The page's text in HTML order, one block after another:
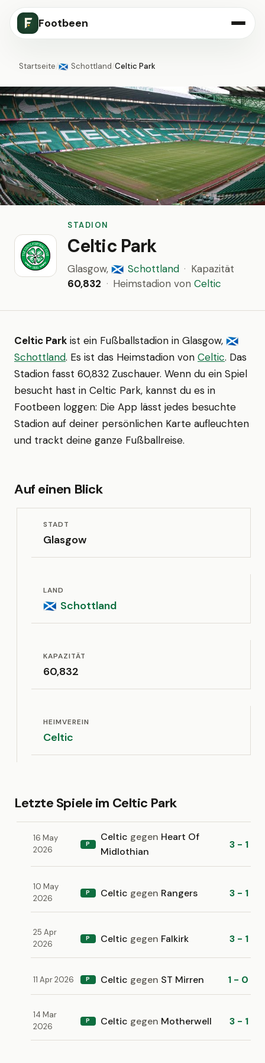
Footbeen
Startseite/🏴󠁧󠁢󠁳󠁣󠁴󠁿 Schottland/Celtic Park
STADION
Celtic Park
Glasgow, 🏴󠁧󠁢󠁳󠁣󠁴󠁿 Schottland · Kapazität
60,832 · Heimstadion von Celtic
Celtic Park ist ein Fußballstadion in Glasgow, 🏴󠁧󠁢󠁳󠁣󠁴󠁿
Schottland. Es ist das Heimstadion von Celtic. Das
Stadion fasst 60,832 Zuschauer. Wenn du ein Spiel
besucht hast in Celtic Park, kannst du es in
Footbeen loggen: Die App lässt jedes besuchte
Stadion auf deiner persönlichen Karte aufleuchten
und trackt deine ganze Fußballreise.
Auf einen Blick
STADT
Glasgow
LAND
🏴󠁧󠁢󠁳󠁣󠁴󠁿 Schottland
KAPAZITÄT
60,832
HEIMVEREIN
Celtic
Letzte Spiele im Celtic Park
16 May
2026
P
Celtic gegen Heart Of
Midlothian
3 - 1
10 May
2026
P Celtic gegen Rangers 3 - 1
25 Apr
2026
P Celtic gegen Falkirk 3 - 1
11 Apr 2026 P Celtic gegen ST Mirren 1 - 0
14 Mar
2026
P Celtic gegen Motherwell 3 - 1